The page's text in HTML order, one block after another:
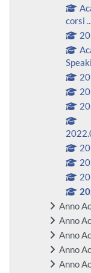
corsi
Anno
Anno
Anno
Anno
Anno